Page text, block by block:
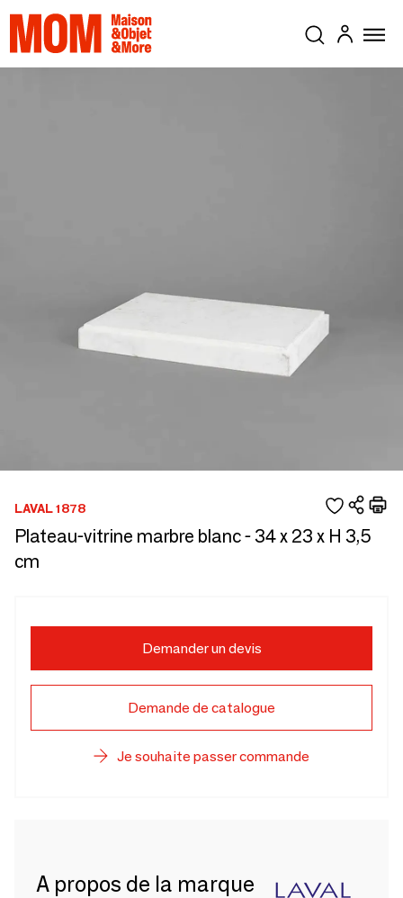
LAVAL 1878
Plateau-vitrine marbre blanc - 34 x 23 x H 3,5
cm
Demander un devis
Demande de catalogue
Je souhaite passer commande
A propos de la marque